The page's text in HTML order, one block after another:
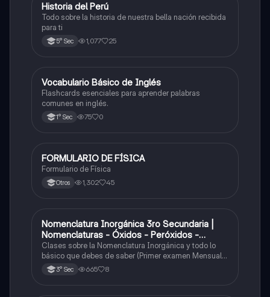
Ciencias Sociales
Historia del Perú
Todo sobre la historia de nuestra bella nación recibida
para ti
5° Sec 1,077 25
VInglés
Vocabulario Básico de Inglés
Flashcards esenciales para aprender palabras
comunes en inglés.
1° Sec 75 0
Física
FORMULARIO DE FÍSICA
Formulario de Física
Otros 1,302 45
Química
Nomenclatura Inorgánica 3ro Secundaria |
Nomenclaturas - Óxidos - Peróxidos -
Hidróxido o Bases
Clases sobre la Nomenclatura Inorgánica y todo lo
básico que debes de saber (Primer examen Mensual
2025)3° Sec 665 8